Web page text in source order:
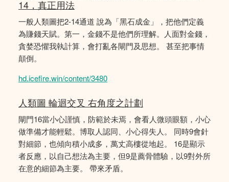
14，真正用法
一般人類圖把2-14通道 說為「黑石成金」，把他們定義
為賺錢天賦。第一，金錢不是他們所理解。人面對金錢，
貪婪恐懼我執計算，會打亂各閘門及思想。 甚至把事情
顛倒。
hd.icefire.win/content/3480
人類圖 輪迴交叉 右角度之計劃
閘門16當小心謹慎，防範於未焉，會看人微頭眼額，小心
做準備才能輕鬆。博取人認同、小心得失人。 同時9會針
對細節，也傾向積小成多，萬丈高樓從地起。 16是顯示
者反應，以自己想法為主要，但9是薦骨體驗，以9對外所
在意的細節為主要。 帶來矛盾。